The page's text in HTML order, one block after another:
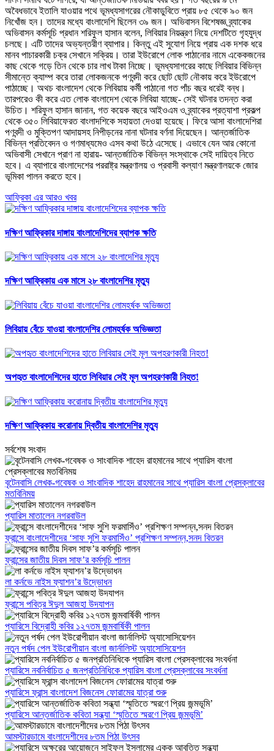
অবৈধভাবে ইতালি যাওয়ার পথে ভূমধ্যসাগরের নৌকাডুবিতে প্রায় ৮৫ থেকে ৯০ জন
নিখোঁজ হন। তাদের মধ্যে বাংলাদেশি ছিলেন ৩৯ জন। অভিবাসন বিশেষজ্ঞ ব্র্যাকের
অভিবাসন কর্মসূচি প্রধান শরিফুল হাসান বলেন, লিবিয়ার নিয়ন্ত্রণ নিয়ে দেশটিতে গৃহযুদ্ধ
চলছে। এটি তাদের অভ্যন্তরীণ ব্যাপার। কিন্তু এই সুযোগ নিয়ে প্রায় এক দশক ধরে
মানব পাচারকারী চক্র সেখানে সক্রিয়। তারা ইউরোপে লোক পাঠানোর নামে একেকজনের
কাছ থেকে গড়ে তিন থেকে চার লাখ টাকা নিচ্ছে। ভূমধ্যসাগরের কাছে লিবিয়ার বিভিন্ন
সীমান্তে ক্যাম্প করে তারা লোকজনকে পণবন্দী করে ছোট ছোট নৌকায় করে ইউরোপে
পাঠাচ্ছে। অথচ বাংলাদেশ থেকে লিবিয়ায় কর্মী পাঠানো গত পাঁচ বছর ধরেই বন্ধ।
তারপরেও কী করে এত লোক বাংলাদেশ থেকে লিবিয়া যাচ্ছে- সেই ঘটনার তদন্ত করা
উচিত। শরিফুল হাসান জানান, গত কয়েক বছরে আইওএম ও ব্র্যাকের প্রত্যাশা প্রকল্প
থেকে ৩৫০ লিবিয়াফেরত বাংলাদশিকে সহায়তা দেওয়া হয়েছে। ফিরে আসা বাংলাদেশিরা
পণবন্দী ও মুক্তিপণ আদায়সহ নিপীড়নের নানা ঘটনার বর্ণনা দিয়েছেন। আন্তর্জাতিক
বিভিন্ন প্রতিবেদন ও গণমাধ্যমেও এসব কথা উঠে এসেছে। এভাবে যেন আর কোনো
অভিবাসী সেখানে প্রাণ না হারায়- আন্তর্জাতিক বিভিন্ন সংস্থাকে সেই দায়িত্ব নিতে
হবে। এ ব্যাপারে বাংলাদেশের পররাষ্ট্র মন্ত্রণালয় ও প্রবাসী কল্যাণ মন্ত্রণালয়কে জোর
ভূমিকা পালন করতে হবে।
আফ্রিকা এর আরও খবর
দক্ষিণ আফ্রিকার দাঙ্গায় বাংলাদেশিদের ব্যাপক ক্ষতি
দক্ষিণ আফ্রিকায় এক মাসে ২৮ বাংলাদেশির মৃত্যু
লিবিয়ায় বেঁচে যাওয়া বাংলাদেশির লোমহর্ষক অভিজ্ঞতা
অপহৃত বাংলাদেশিদের হাতে লিবিয়ার সেই মূল অপহরণকারী নিহত!
দক্ষিণ আফ্রিকায় করোনায় দ্বিতীয় বাংলাদেশির মৃত্যু
সর্বশেষ সংবাদ
বৃটেনবাসি লেখক-গবেষক ও সাংবাদিক শাহেদ রাহমানের সাথে প্যারিস বাংলা প্রেসক্লাবের
মতবিনিময়
প্যারিস মাতালেন নগরবাউল
ফ্রান্সে বাংলাদেশীদের ‘সাফ সুশি ফরমাসিঁও’ প্রশিক্ষণ সম্পন্ন,সনদ বিতরন
ফ্রান্সের জাতীয় দিবস সাফ’র কর্মসূচি পালন
লা কর্নভে নাইস ফ্যাশন’র উদ্ভোধন
ফ্রান্সে পবিত্র ঈদুল আজহা উদযাপন
প্যারিসে বিদ্রোহী কবির ১২৭তম জন্মবার্ষিকী পালন
নতুন পর্ষদ পেল ইউরোপীয়ান বাংলা জার্নালিস্ট অ্যাসোসিয়েশন
প্যারিসে নবনির্বাচিত ৫ জনপ্রতিনিধিকে প্যারিস বাংলা প্রেসক্লাবের সংবর্ধনা
প্যারিসে ফ্রান্স বাংলাদেশ বিজনেস ফোরামের যাত্রা শুরু
প্যারিসে আন্তর্জাতিক কবিতা সন্ধ্যা ‘স্মৃতিতে স্মরণে প্রিয় জন্মভূমি’
আমস্টারডামে বাংলাদেশীদের ৮তম পিঠা উৎসব